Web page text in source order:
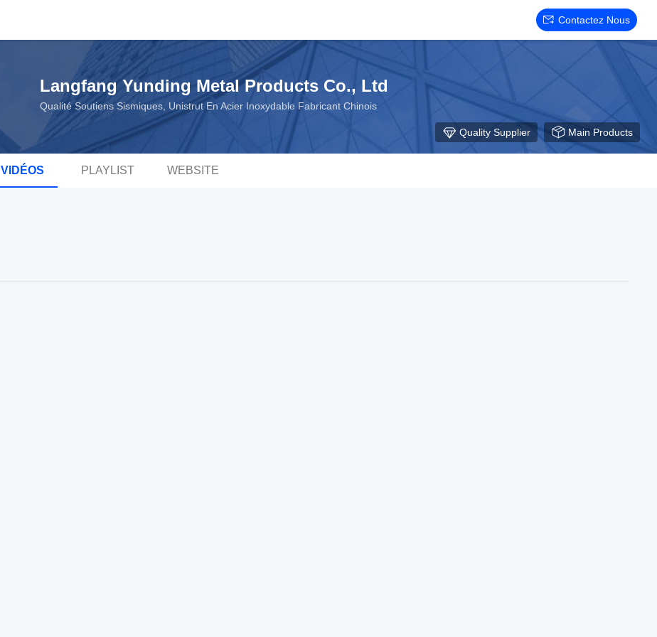
Contactez Nous
Langfang Yunding Metal Products Co., Ltd
Qualité Soutiens Sismiques, Unistrut En Acier Inoxydable Fabricant Chinois
Quality Supplier Main Products
VIDÉOS PLAYLIST WEBSITE